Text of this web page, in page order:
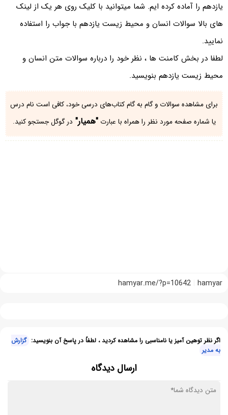
یازدهم را آماده کرده ایم. شما میتوانید با کلیک روی هر یک از لینک
های بالا سوالات انسان و محیط زیست یازدهم با جواب را استفاده
نمایید.
لطفا در بخش کامنت ها ، نظر خود را درباره سوالات متن انسان و
محیط زیست یازدهم بنویسید.
برای مشاهده سوالات و گام به گام کتاب‌های درسی خود، کافی است نام درس
یا شماره صفحه مورد نظر را همراه با عبارت"همیار" در گوگل جستجو کنید.
hamyar
hamyar.me/?p=10642
اگر نظر توهین آمیز یا نامناسبی را مشاهده کردید ، لطفاً در پاسخ آن بنویسید: گزارش
به مدیر
ارسال دیدگاه